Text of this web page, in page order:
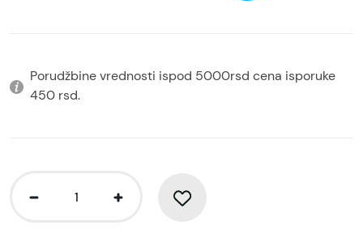
Porudžbine vrednosti ispod 5000rsd cena isporuke
450 rsd.